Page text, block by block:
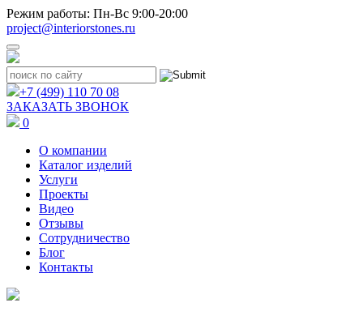
Режим работы: Пн-Вс 9:00-20:00
project@interiorstones.ru
+7 (499) 110 70 08
ЗАКАЗАТЬ ЗВОНОК
0
О компании
Каталог изделий
Услуги
Проекты
Видео
Отзывы
Сотрудничество
Блог
Контакты